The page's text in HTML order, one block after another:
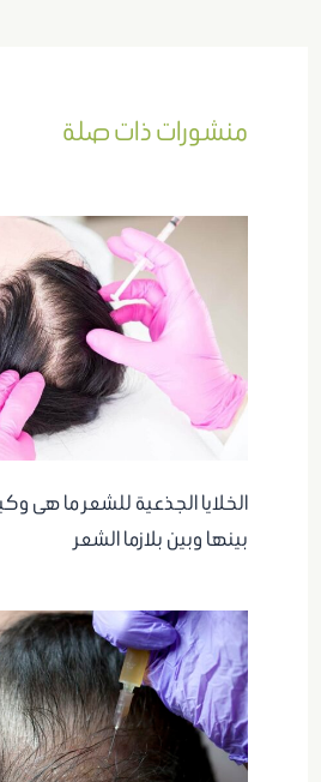
منشورات ذات صلة
الخلايا الجذعية للشعر ما هى
بينها وبين بلازما الشعر